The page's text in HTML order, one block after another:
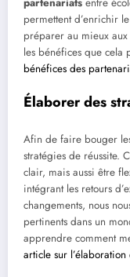
permettent d’enrichir
préparer au mieux
les bénéfices que cela
bénéfices des
Élaborer des
Afin de faire bouger
stratégies de réussite.
clair, mais aussi être
intégrant les retours
changements, nous
pertinents dans un
apprendre comment
article sur